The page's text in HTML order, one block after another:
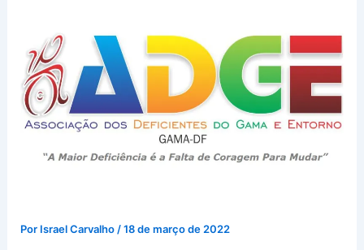
Por Israel Carvalho /18 de março de 2022